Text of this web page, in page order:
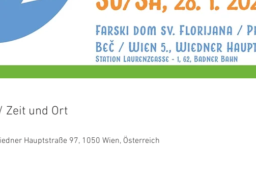
Zeit und Ort
Hauptstraße 97, 1050 Wien, Österreich